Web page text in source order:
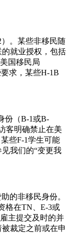
。某些非移民随
就业授权，包括
国移民局
求，某些H-1B
份（B-1或B-
客明确禁止在美
些F-1学生可能
我们的“变更我
的非移民身份。
格在TN、E-3或
主提交及时的并
裁定之前或在申